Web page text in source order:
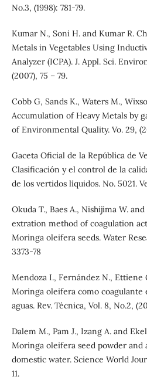
No.3, (1998): 781-79.
Kumar N., Soni H. and Kumar R.
Metals in Vegetables Using
Analyzer (ICPA). J. Appl. Sci.
(2007), 75 – 79.
Cobb G, Sands K., Waters M.,
Accumulation of Heavy Metals by
of Environmental Quality. Vo. 29,
Gaceta Oficial de la República de
Clasificación y el control de la
de los vertidos líquidos. No. 5021.
Okuda T., Baes A., Nishijima W.
extration method of coagulation
Moringa oleifera seeds. Water
3373-78
Mendoza I., Fernández N., Ettiene
Moringa oleifera como coagulante
aguas. Rev. Técnica, Vol. 8, No.2,
Dalem M., Pam J., Izang A. and
Moringa oleifera seed powder
domestic water. Science World
11.